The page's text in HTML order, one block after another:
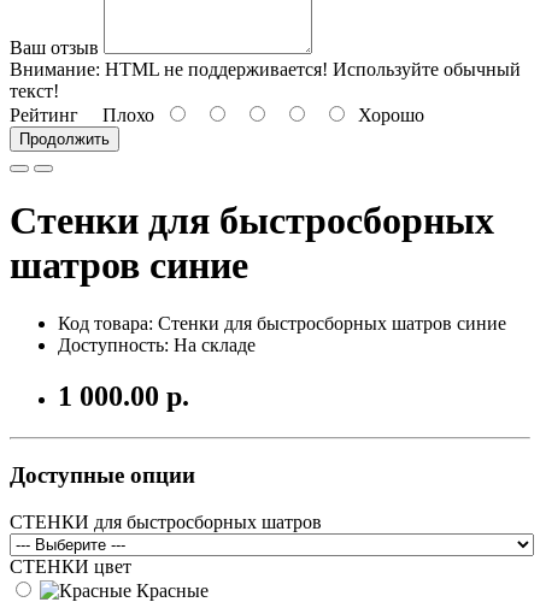
Ваш отзыв
Внимание: HTML не поддерживается! Используйте обычный
текст!
Рейтинг Плохо Хорошо
Продолжить
Стенки для быстросборных
шатров синие
Код товара: Стенки для быстросборных шатров синие
Доступность: На складе
1 000.00 р.
Доступные опции
СТЕНКИ для быстросборных шатров
СТЕНКИ цвет
Красные